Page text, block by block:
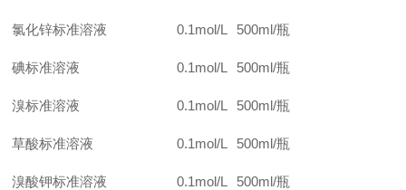
氯化锌标准溶液 0.1mol/L 500ml/瓶
碘标准溶液 0.1mol/L 500ml/瓶
溴标准溶液 0.1mol/L 500ml/瓶
草酸标准溶液 0.1mol/L 500ml/瓶
溴酸钾标准溶液 0.1mol/L 500ml/瓶